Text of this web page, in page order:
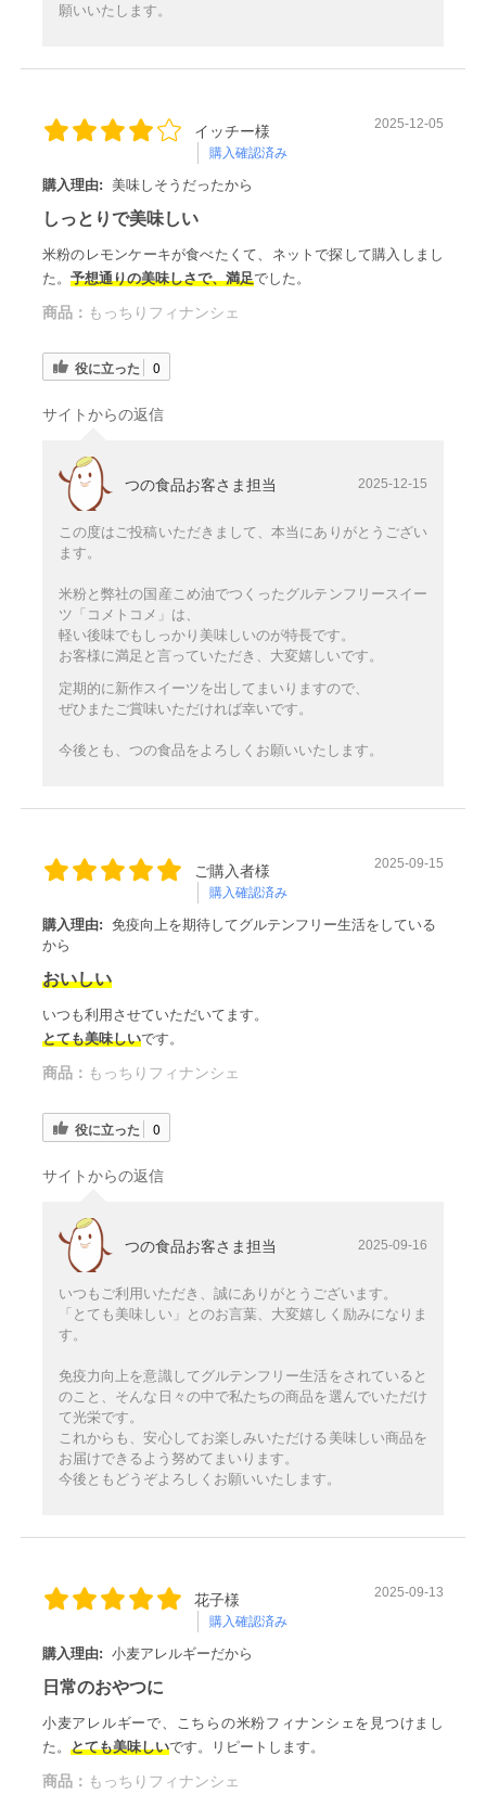
願いいたします。
イッチー様
購入確認済み
2025-12-05
購入理由: 美味しそうだったから
しっとりで美味しい
米粉のレモンケーキが食べたくて、ネットで探して購入しまし
た。 予想通りの美味しさで、満足でした。
商品： もっちりフィナンシェ
役に立った 0
サイトからの返信
つの食品お客さま担当 2025-12-15
この度はご投稿いただきまして、本当にありがとうござい
ます。
米粉と弊社の国産こめ油でつくったグルテンフリースイー
ツ「コメトコメ」は、
軽い後味でもしっかり美味しいのが特長です。
お客様に満足と言っていただき、大変嬉しいです。
定期的に新作スイーツを出してまいりますので、
ぜひまたご賞味いただければ幸いです。
今後とも、つの食品をよろしくお願いいたします。
ご購入者様
購入確認済み
2025-09-15
購入理由: 免疫向上を期待してグルテンフリー生活をしている
から
おいしい
いつも利用させていただいてます。
とても美味しいです。
商品： もっちりフィナンシェ
役に立った 0
サイトからの返信
つの食品お客さま担当 2025-09-16
いつもご利用いただき、誠にありがとうございます。
「とても美味しい」とのお言葉、大変嬉しく励みになりま
す。
免疫力向上を意識してグルテンフリー生活をされていると
のこと、そんな日々の中で私たちの商品を選んでいただけ
て光栄です。
これからも、安心してお楽しみいただける美味しい商品を
お届けできるよう努めてまいります。
今後ともどうぞよろしくお願いいたします。
花子様
購入確認済み
2025-09-13
購入理由: 小麦アレルギーだから
日常のおやつに
小麦アレルギーで、こちらの米粉フィナンシェを見つけまし
た。 とても美味しいです。リピートします。
商品： もっちりフィナンシェ